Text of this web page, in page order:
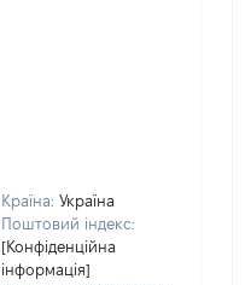
Країна: Україна
Поштовий індекс:
[Конфіденційна
інформація]